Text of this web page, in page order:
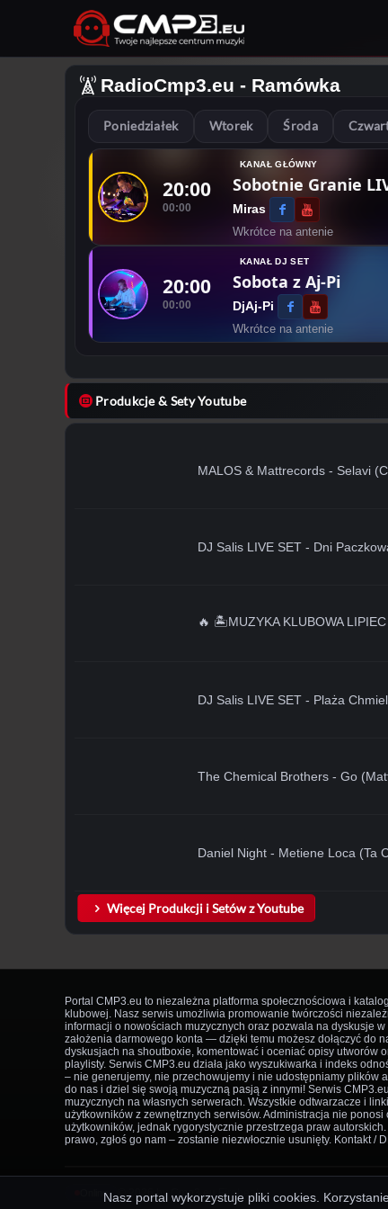
RadioCmp3.eu - Ramówka
Poniedziałek Wtorek Środa
20:00
00:00
KANAŁ GŁÓWNY
Sobotnie Granie
Miras
Wkrótce na antenie
20:00
00:00
KANAŁ DJ SET
Sobota z Aj-Pi
DjAj-Pi
Wkrótce na antenie
Produkcje & Sety Youtube
MALOS & Mattrecords - Selavi
DJ Salis LIVE SET - Dni
🔥 🏝️MUZYKA KLUBOWA
DJ Salis LIVE SET - Plaża
The Chemical Brothers - Go
Daniel Night - Metiene Loca (Ta
Więcej Produkcji i Setów z Youtube
Portal CMP3.eu to niezależna platforma społecznościowa i
klubowej. Nasz serwis umożliwia promowanie twórczości
informacji o nowościach muzycznych oraz pozwala na dyskusje
założenia darmowego konta — dzięki temu możesz dołączyć do
dyskusjach na shoutboxie, komentować i oceniać opisy utworów
playlisty. Serwis CMP3.eu działa jako wyszukiwarka i indeks
– nie generujemy, nie przechowujemy i nie udostępniamy plików
do nas i dziel się swoją muzyczną pasją z innymi! Serwis
muzycznych na własnych serwerach. Wszystkie odtwarzacze i
użytkowników z zewnętrznych serwisów. Administracja nie
użytkowników, jednak rygorystycznie przestrzega praw
prawo, zgłoś go nam – zostanie niezwłocznie usunięty. Kontakt /
Online © 2026 by Cmp3.eu Firebeat·
Nasz portal wykorzystuje pliki cookies.